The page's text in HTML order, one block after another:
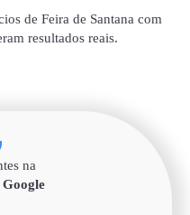
de Feira de Santana com
resultados reais.
na
Google